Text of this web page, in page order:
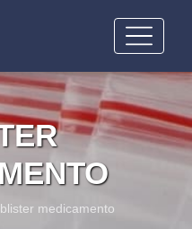
blister medicamento